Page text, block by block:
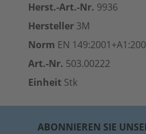
Herst.-Art.-Nr. 9936
Hersteller 3M
Norm EN
Art.-Nr. 503.00222
Einheit Stk
ABONNIEREN SIE